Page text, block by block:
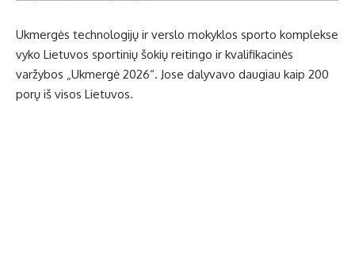
Ukmergės technologijų ir verslo mokyklos sporto komplekse
vyko Lietuvos sportinių šokių reitingo ir kvalifikacinės
varžybos „Ukmergė 2026“. Jose dalyvavo daugiau kaip 200
porų iš visos Lietuvos.